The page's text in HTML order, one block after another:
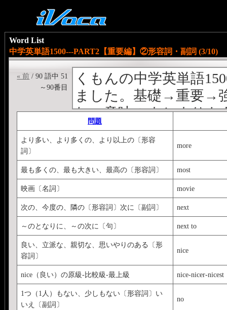
Word List
中学英単語1500---PART2【重要編】②形容詞・副詞 (3/10)
くもんの中学英単語
ました。基礎→重要→
れ、意味のまとまりも
集だと思います。【基
化編】作成中【完成編
Next stage→<http://
Previous stage→<http://
くもんの中学英文法シ
<http://
« 前 / 90 語中 51
～90番目
問題
より多い、より多くの、より以上の〔形容
詞〕
more
最も多くの、最も大きい、最高の〔形容詞〕 most
映画〔名詞〕 movie
次の、今度の、隣の〔形容詞〕次に〔副詞〕 next
～のとなりに、～の次に〔句〕 next to
良い、立派な、親切な、思いやりのある〔形
容詞〕
nice
nice（良い）の原級‐比較級‐最上級 nice-nicer-nicest
1つ（1人）もない、少しもない〔形容詞〕い
いえ〔副詞〕
no